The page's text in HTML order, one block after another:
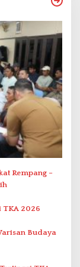
Rempang –
TKA 2026
Budaya